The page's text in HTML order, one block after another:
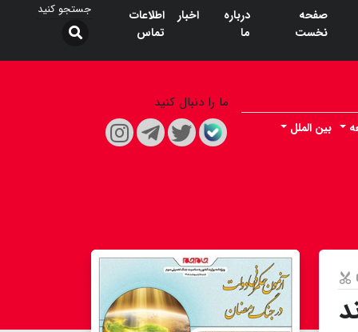
صفحه
نخست
درباره
ما
اخبار
اطلاعات
تماس
بین الملل
ما را دنبال کنید